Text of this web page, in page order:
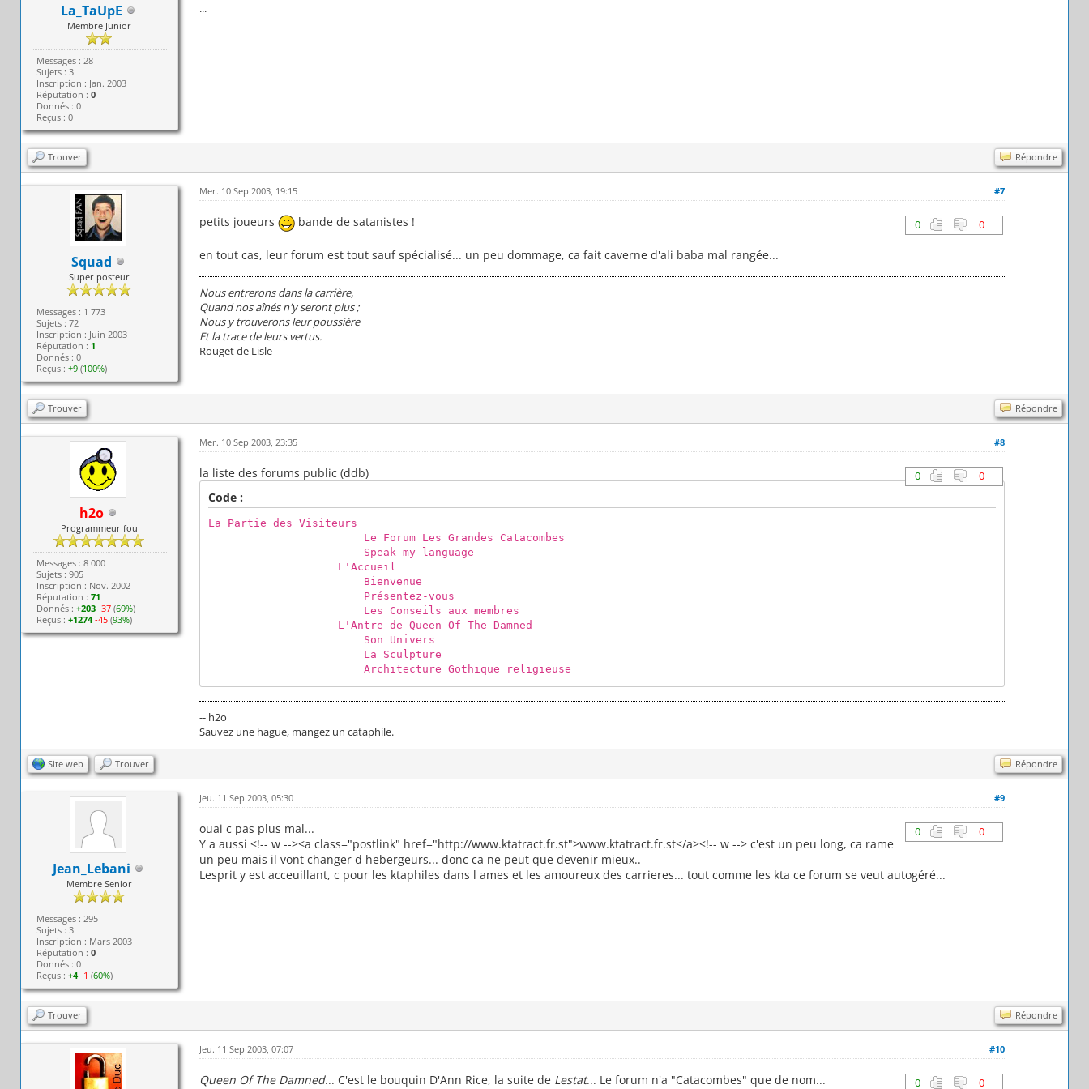
La_TaUpE
Membre Junior
Messages : 28
Sujets : 3
Inscription : Jan. 2003
Réputation : 0
Donnés : 0
Reçus : 0
...
Trouver Répondre
Squad
Super posteur
Messages : 1 773
Sujets : 72
Inscription : Juin 2003
Réputation : 1
Donnés : 0
Reçus : +9(100%)
#7
Mer. 10 Sep 2003, 19:15
0 0
petits joueurs bande de satanistes !
en tout cas, leur forum est tout sauf spécialisé... un peu dommage, ca fait caverne d'ali baba mal rangée...
Nous entrerons dans la carrière,
Quand nos aînés n'y seront plus ;
Nous y trouverons leur poussière
Et la trace de leurs vertus.
Rouget de Lisle
Trouver Répondre
h2o
Programmeur fou
Messages : 8 000
Sujets : 905
Inscription : Nov. 2002
Réputation : 71
Donnés : +203 -37(69%)
Reçus : +1274 -45(93%)
#8
Mer. 10 Sep 2003, 23:35
0 0
la liste des forums public (ddb)
Code :
La Partie des Visiteurs
Le Forum Les Grandes Catacombes
Speak my language
L'Accueil
Bienvenue
Présentez-vous
Les Conseils aux membres
L'Antre de Queen Of The Damned
Son Univers
La Sculpture
Architecture Gothique religieuse
La discu
Le Bar
Le Bar
Les Poèmes et les Histoires
Les Poèmes
Une touche de douceur dans la nuit
Textes d'auteurs inconnus
Les récits
Les Images, les Films et les Livres
Les Dessins
Les images
Vos Dessins et vos Peintures Personnelles
-- h2o
Sauvez une hague, mangez un cataphile.
Site web Trouver Répondre
Jean_Lebani
Membre Senior
Messages : 295
Sujets : 3
Inscription : Mars 2003
Réputation : 0
Donnés : 0
Reçus : +4 -1 (60%)
#9
Jeu. 11 Sep 2003, 05:30
0 0
ouai c pas plus mal...
Y a aussi <!-- w --><a class="postlink" href="http://www.ktatract.fr.st">www.ktatract.fr.st</a><!-- w --> c'est un peu long, ca rame
un peu mais il vont changer d hebergeurs... donc ca ne peut que devenir mieux..
Lesprit y est acceuillant, c pour les ktaphiles dans l ames et les amoureux des carrieres... tout comme les kta ce forum se veut autogéré...
Trouver Répondre
#10
Jeu. 11 Sep 2003, 07:07
0 0
Queen Of The Damned... C'est le bouquin D'Ann Rice, la suite de Lestat... Le forum n'a "Catacombes" que de nom...